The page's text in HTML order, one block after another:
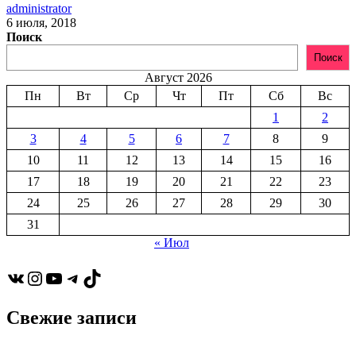
administrator
6 июля, 2018
Поиск
Поиск
Август 2026
Пн
Вт Ср Чт Пт Сб
Вс
1
2
3
4 5 6 7 8
9
10
11 12 13 14 15
16
17
18 19 20 21 22
23
24
25 26 27 28 29
30
31
« Июл
VKInstagram
YouTube
Telegram
TikTok
Свежие записи